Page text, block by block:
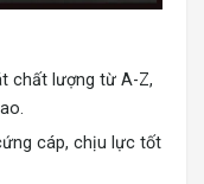
chất lượng từ A-Z,
cáp, chịu lực tốt